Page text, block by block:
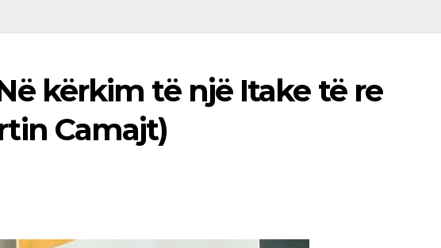
kërkim të një Itake të re
Camajt)